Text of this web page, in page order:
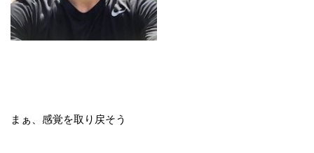
まぁ、感覚を取り戻そう